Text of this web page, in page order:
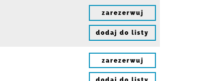
zarezerwuj
dodaj do listy
zarezerwuj